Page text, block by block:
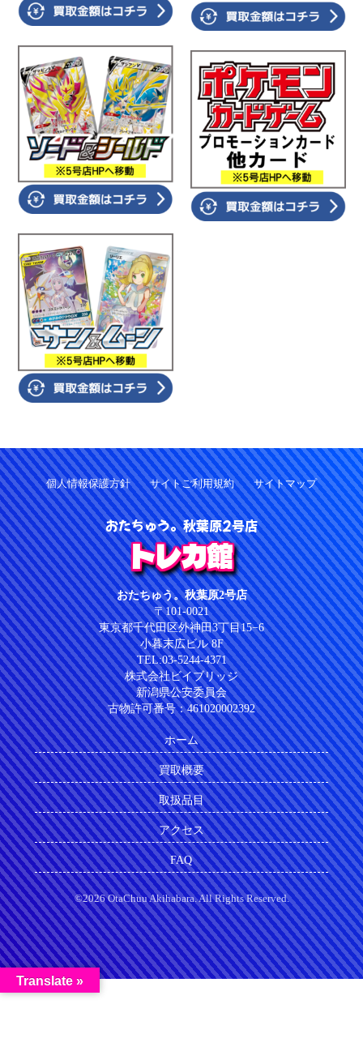
個人情報保護方針 サイトご利用規約 サイトマップ
おたちゅう。秋葉原2号店
トレカ館
おたちゅう。秋葉原2号店
〒101-0021
東京都千代田区外神田3丁目15−6
小暮末広ビル 8F
TEL:03-5244-4371
株式会社ビイブリッジ
新潟県公安委員会
古物許可番号：461020002392
ホーム
買取概要
取扱品目
アクセス
FAQ
©2026 OtaChuu Akihabara. All Rights Reserved.
Translate »